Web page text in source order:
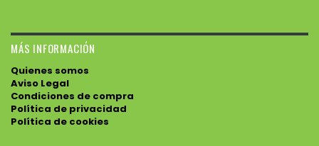
MÁS INFORMACIÓN
Quienes somos
Aviso Legal
Condiciones de compra
Política de privacidad
Política de cookies